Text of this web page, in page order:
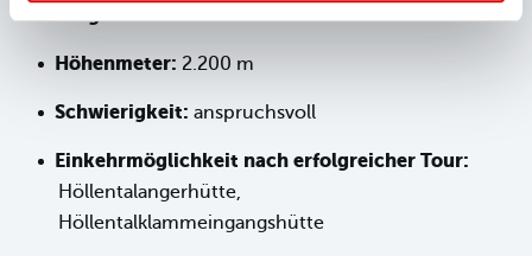
Höhenmeter: 2.200 m
Schwierigkeit: anspruchsvoll
Einkehrmöglichkeit nach erfolgreicher Tour:
Höllentalangerhütte,
Höllentalklammeingangshütte